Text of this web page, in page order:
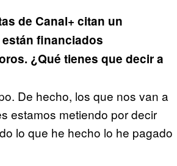
de Canal+ citan un
financiados
¿Qué tienes que decir a
De hecho, los que nos van a
estamos metiendo por decir
lo que he hecho lo he pagado